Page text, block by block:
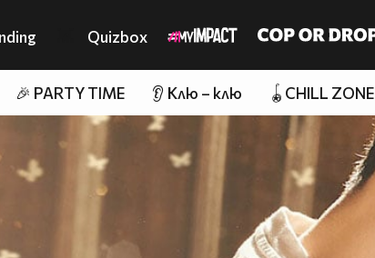
Quizbox
🎉 PARTY TIME 👂 Клю – клю 🪀CHILL ZONE